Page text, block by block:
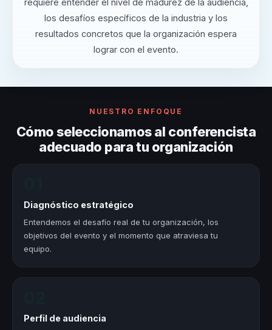
requiere entender el nivel de madurez de la audiencia,
los desafíos específicos de la industria y los
resultados concretos que la organización espera
lograr con el evento.
NUESTRO ENFOQUE
Cómo seleccionamos al conferencista
adecuado para tu organización
Diagnóstico estratégico
Entendemos el desafío real de tu organización, los
objetivos del evento y el momento que atraviesa tu
equipo.
Perfil de audiencia